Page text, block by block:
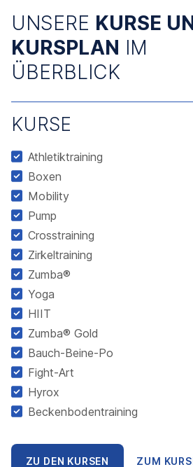
UNSERE KURSE
KURSPLAN IM
ÜBERBLICK
KURSE
Athletiktraining
Boxen
Mobility
Pump
Crosstraining
Zirkeltraining
Zumba®
Yoga
HIIT
Zumba® Gold
Bauch-Beine-Po
Fight-Art
Hyrox
Beckenbodentraining
ZU DEN KURSEN ZUM